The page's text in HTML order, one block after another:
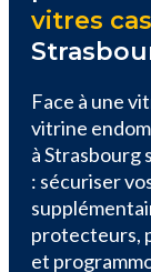
vitres
Face à une
vitrine
à Strasbourg
: sécuriser
protecteurs,
et